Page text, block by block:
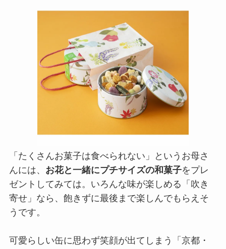
「たくさんお菓子は食べられない」というお母さ
んには、 お花と一緒にプチサイズの和菓子をプレ
ゼントしてみては。いろんな味が楽しめる「吹き
寄せ」なら、飽きずに最後まで楽しんでもらえそ
うです。
可愛らしい缶に思わず笑顔が出てしまう「京都・